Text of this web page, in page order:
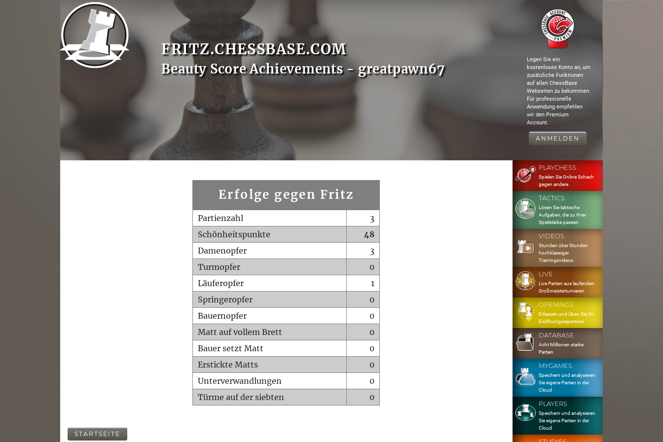
FRITZ.CHESSBASE.COM
Beauty Score Achievements - greatpawn67
Legen Sie ein
kostenloses Konto an, um
zusätzliche Funktionen
auf allen ChessBase
Webseiten zu bekommen.
Für professionelle
Anwendung empfehlen
wir den Premium
Account.
ANMELDEN
Erfolge gegen Fritz
Partienzahl
3
Schönheitspunkte
48
Damenopfer
3
Turmopfer
0
Läuferopfer
1
Springeropfer
0
Bauernopfer
0
Matt auf vollem Brett
0
Bauer setzt Matt
0
Erstickte Matts
0
Unterverwandlungen
0
Türme auf der siebten
0
STARTSEITE
PLAYCHESS
Spielen Sie Online Schach
gegen andere
TACTICS
Lösen Sie taktische
Aufgaben, die zu Ihrer
Spielstärke passen
VIDEOS
Stunden über Stunden
hochklassiger
Trainingsvideos
LIVE
Live Partien aus laufenden
Großmeisterturnieren
OPENINGS
Erfassen und Üben Sie Ihr
Eröffnungsrepertoire
DATABASE
Acht Millionen starke
Partien
MYGAMES
Speichern und analysieren
Sie eigene Partien in der
Cloud
PLAYERS
Speichern und analysieren
Sie eigene Partien in der
Cloud